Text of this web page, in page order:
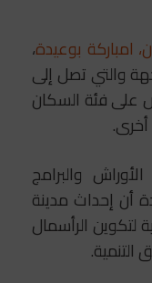
امباركة بوعيدة،
والتي تصل إلى
خاص على فئة السكان
والبرامج
أن إحداث مدينة
الرأسمال
التنمية.